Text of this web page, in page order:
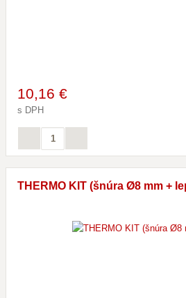
10,16 €
s DPH
THERMO KIT (šnúra Ø8 mm +